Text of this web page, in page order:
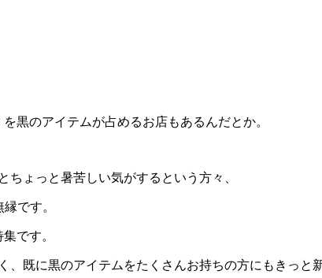
黒のアイテムが占めるお店もあるんだとか。
ょっと暑苦しい気がするという方々、
です。
です。
既に黒のアイテムをたくさんお持ちの方にもきっと